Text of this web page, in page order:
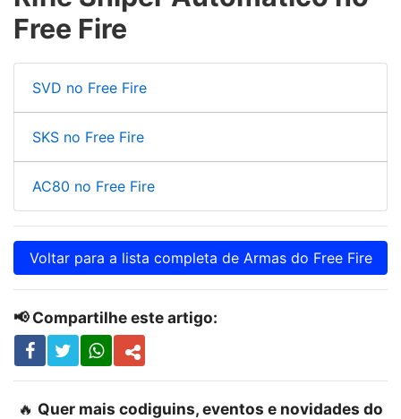
Free Fire
SVD no Free Fire
SKS no Free Fire
AC80 no Free Fire
Voltar para a lista completa de Armas do Free Fire
📢 Compartilhe este artigo:
🔥 Quer mais codiguins, eventos e novidades do